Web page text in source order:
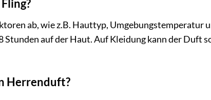
ab, wie z.B. Hauttyp, Umgebungstemperatur
auf der Haut. Auf Kleidung kann der Duft
Herrenduft?